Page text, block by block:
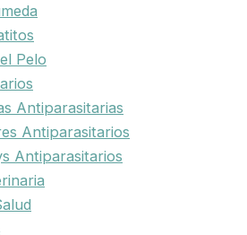
Pelo
Antiparasitarias
Antiparasitarios
Antiparasitarios